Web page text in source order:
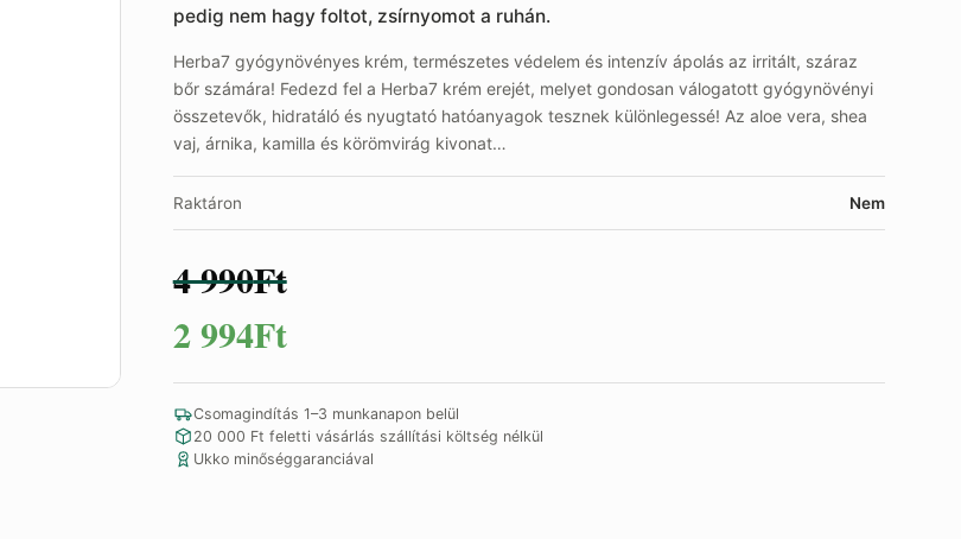
pedig nem hagy foltot, zsírnyomot a ruhán.
Herba7 gyógynövényes krém, természetes védelem és intenzív ápolás az irritált, száraz
bőr számára! Fedezd fel a Herba7 krém erejét, melyet gondosan válogatott gyógynövényi
összetevők, hidratáló és nyugtató hatóanyagok tesznek különlegessé! Az aloe vera, shea
vaj, árnika, kamilla és körömvirág kivonat…
Raktáron Nem
4 990Ft
Eredeti
ár:
4
2 994FtJelenlegi
ár:
2
Csomagindítás 1–3 munkanapon belül
20 000 Ft feletti vásárlás szállítási költség nélkül
Ukko minőséggaranciával